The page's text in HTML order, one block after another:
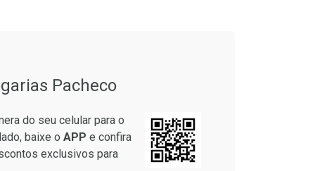
Pacheco
do seu celular para o
baixe o APP e confira
exclusivos para